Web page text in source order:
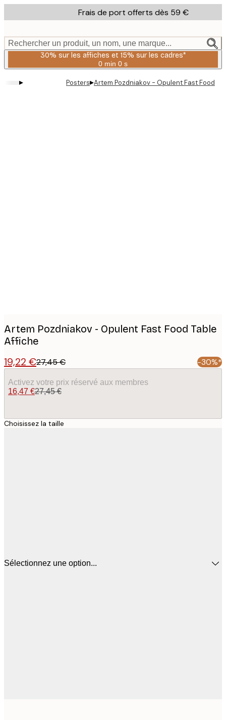
to
content.
Frais de port offerts dès 59 €
Rechercher un produit, un nom, une marque...
30% sur les affiches et 15% sur les cadres*
0 min 0 s
Valable
:
▸ Posters▸Artem Pozdniakov - Opulent Fast Food
Artem Pozdniakov - Opulent Fast Food Table
Affiche
19,22 €27,45 € -30%*
Activez votre prix réservé aux membres
16,47 €27,45 €
Choisissez la taille
Sélectionnez une option...